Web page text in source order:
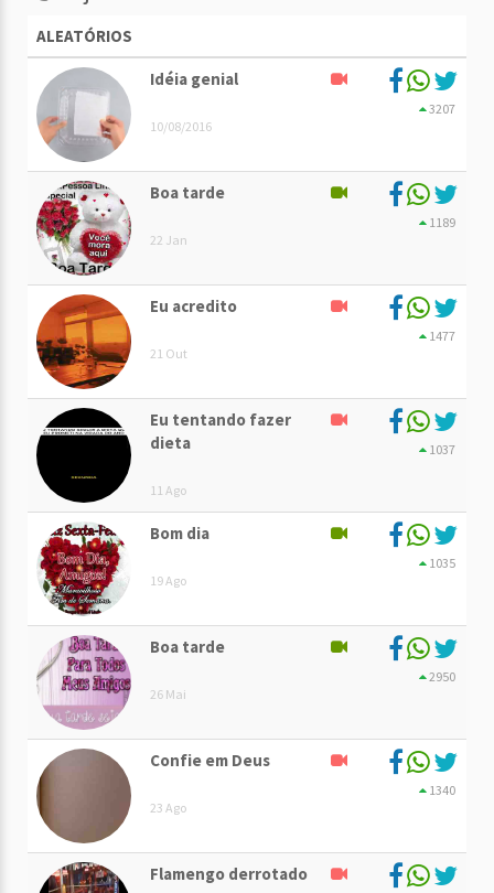
ALEATÓRIOS
Idéia genial
10/08/2016
3207
Boa tarde
22 Jan
1189
Eu acredito
21 Out
1477
Eu tentando fazer
dieta
11 Ago
1037
Bom dia
19 Ago
1035
Boa tarde
26 Mai
2950
Confie em Deus
23 Ago
1340
Flamengo derrotado